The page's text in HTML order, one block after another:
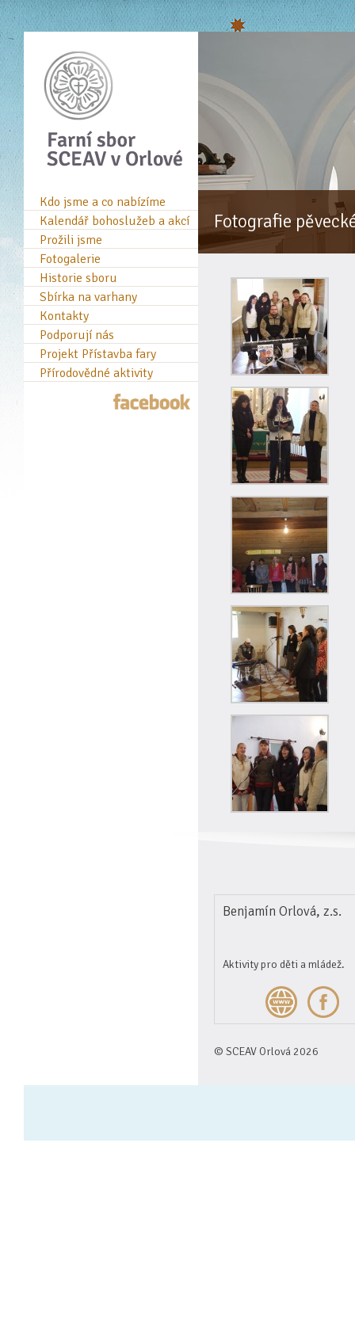
Kdo jsme a co nabízíme
Kalendář bohoslužeb a akcí
Prožili jsme
Fotogalerie
Historie sboru
Sbírka na varhany
Kontakty
Podporují nás
Projekt Přístavba fary
Přírodovědné aktivity
Fotografie
Benjamín Orlová, z.s.
Aktivity pro děti a mládež.
© SCEAV Orlová 2026